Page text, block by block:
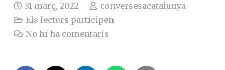
31 març, 2022
conversesacatalunya
Els lectors participen
No hi ha comentaris